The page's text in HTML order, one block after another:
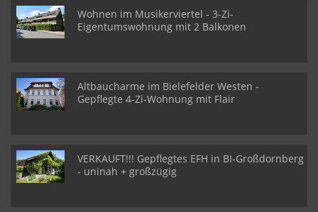
Wohnen im Musikerviertel - 3-Zi-
Eigentumswohnung mit 2 Balkonen
Altbaucharme im Bielefelder Westen -
Gepflegte 4-Zi-Wohnung mit Flair
VERKAUFT!!! Gepflegtes EFH in BI-Großdornberg
- uninah + großzügig